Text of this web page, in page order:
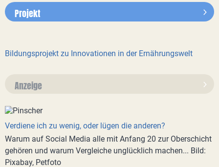
Projekt
Bildungsprojekt zu Innovationen in der Ernährungswelt
Anzeige
Verdiene ich zu wenig, oder lügen die anderen?
Warum auf Social Media alle mit Anfang 20 zur Oberschicht
gehören und warum Vergleiche unglücklich machen... Bild:
Pixabay, Petfoto